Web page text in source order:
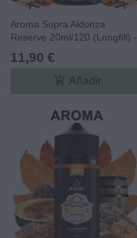
Aroma Supra Aldonza
Reserve 20ml/120 (Longfill) -
Core Edition
11,90 €
add_shopping_cart Añadir